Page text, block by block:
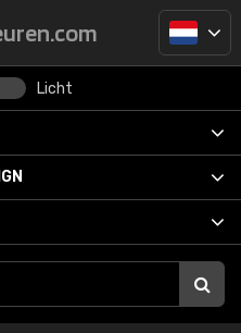
Licht